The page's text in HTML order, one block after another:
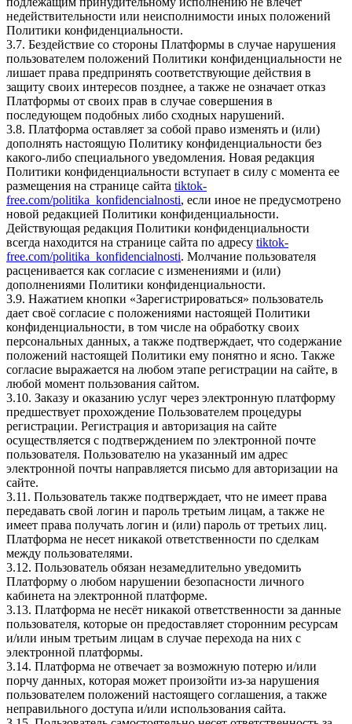
недействительности или неисполнимости иных положений
Политики конфиденциальности.
3.7. Бездействие со стороны Платформы в случае нарушения
пользователем положений Политики конфиденциальности не
лишает права предпринять соответствующие действия в
защиту своих интересов позднее, а также не означает отказ
Платформы от своих прав в случае совершения в
последующем подобных либо сходных нарушений.
3.8. Платформа оставляет за собой право изменять и (или)
дополнять настоящую Политику конфиденциальности без
какого-либо специального уведомления. Новая редакция
Политики конфиденциальности вступает в силу с момента ее
размещения на странице сайта tiktok-
free.com/politika_konfidencialnosti, если иное не предусмотрено
новой редакцией Политики конфиденциальности.
Действующая редакция Политики конфиденциальности
всегда находится на странице сайта по адресу tiktok-
free.com/politika_konfidencialnosti. Молчание пользователя
расценивается как согласие с изменениями и (или)
дополнениями Политики конфиденциальности.
3.9. Нажатием кнопки «Зарегистрироваться» пользователь
дает своё согласие с положениями настоящей Политики
конфиденциальности, в том числе на обработку своих
персональных данных, а также подтверждает, что содержание
положений настоящей Политики ему понятно и ясно. Также
согласие выражается на любом этапе регистрации на сайте, в
любой момент пользования сайтом.
3.10. Заказу и оказанию услуг через электронную платформу
предшествует прохождение Пользователем процедуры
регистрации. Регистрация и авторизация на сайте
осуществляется с подтверждением по электронной почте
пользователя. Пользователю на указанный им адрес
электронной почты направляется письмо для авторизации на
сайте.
3.11. Пользователь также подтверждает, что не имеет права
передавать свой логин и пароль третьим лицам, а также не
имеет права получать логин и (или) пароль от третьих лиц.
Платформа не несет никакой ответственности по сделкам
между пользователями.
3.12. Пользователь обязан незамедлительно уведомить
Платформу о любом нарушении безопасности личного
кабинета на электронной платформе.
3.13. Платформа не несёт никакой ответственности за данные
пользователя, которые он предоставляет сторонним ресурсам
и/или иным третьим лицам в случае перехода на них с
электронной платформы.
3.14. Платформа не отвечает за возможную потерю и/или
порчу данных, которая может произойти из-за нарушения
пользователем положений настоящего соглашения, а также
неправильного доступа и/или использования сайта.